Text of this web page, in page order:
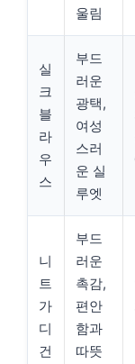
울림
실
크
블
라
우
스
부드
러운
광택,
여성
스러
운 실
루엣
니
트
가
디
건
부드
러운
촉감,
편안
함과
따뜻